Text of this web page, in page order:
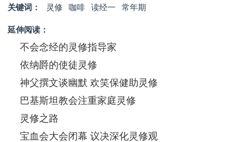
关键词： 灵修 咖啡 读经一 常年期
延伸阅读：
不会念经的灵修指导家
依纳爵的使徒灵修
神父撰文谈幽默 欢笑保健助灵修
巴基斯坦教会注重家庭灵修
灵修之路
宝血会大会闭幕 议决深化灵修观